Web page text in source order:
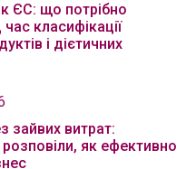
ЄС: що потрібно
класифікації
і дієтичних
зайвих витрат:
як ефективно